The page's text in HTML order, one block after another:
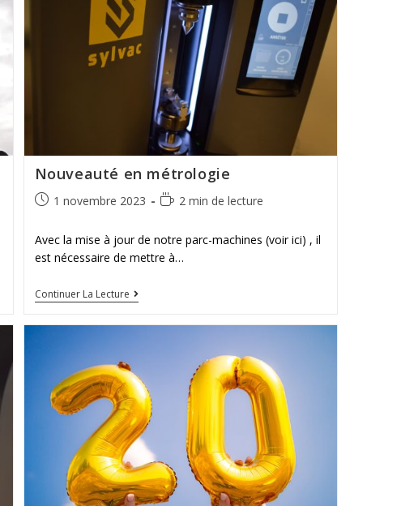
Nouveauté en métrologie
1 novembre 2023 2 min de lecture
Avec la mise à jour de notre parc-machines (voir ici) , il
est nécessaire de mettre à…
Continuer La Lecture